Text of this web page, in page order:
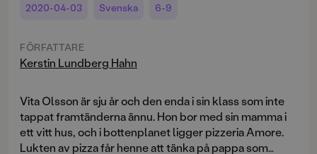
2020-04-03 Svenska 6-9
FÖRFATTARE
Kerstin Lundberg Hahn
Vita Olsson är sju år och den enda i sin klass som inte
tappat framtänderna ännu. Hon bor med sin mamma i
ett vitt hus, och i bottenplanet ligger pizzeria Amore.
Lukten av pizza får henne att tänka på pappa som